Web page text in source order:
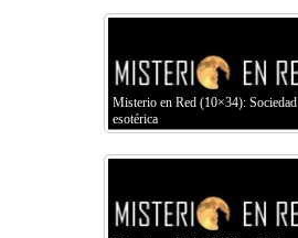
Misterio en Red (10×34): Sociedad
esotérica